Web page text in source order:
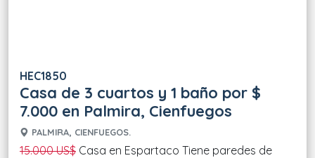
HEC1850
Casa de 3 cuartos y 1 baño por $
7.000 en Palmira, Cienfuegos
PALMIRA, CIENFUEGOS.
15.000 US$ Casa en Espartaco Tiene paredes de